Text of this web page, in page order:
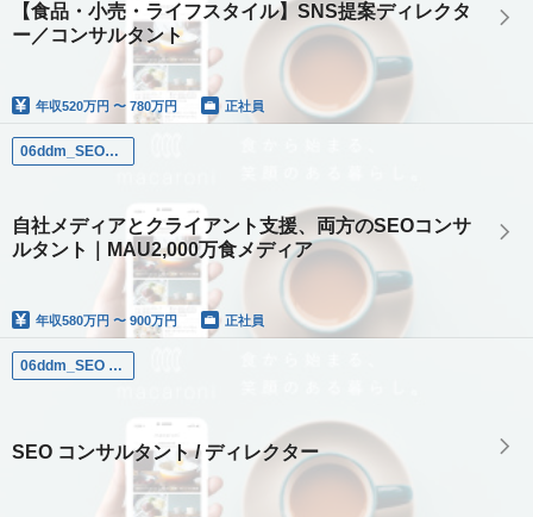
【食品・小売・ライフスタイル】SNS提案ディレクタ
ー／コンサルタント
年収520万円 〜 780万円 正社員
06ddm_SEOコンサルタント｜正社員
自社メディアとクライアント支援、両方のSEOコンサ
ルタント｜MAU2,000万食メディア
年収580万円 〜 900万円 正社員
06ddm_SEO コンサルタント（業務委託）
SEO コンサルタント / ディレクター